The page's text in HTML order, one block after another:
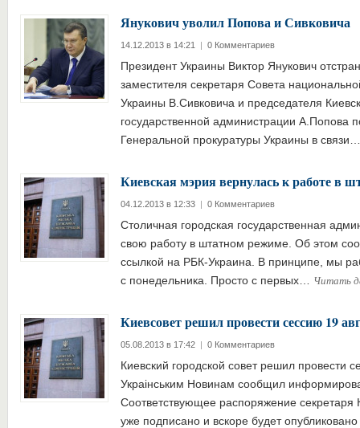
Янукович уволил Попова и Сивковича
14.12.2013 в 14:21 | 0 Комментариев
Президент Украины Виктор Янукович
заместителя секретаря Совета
Украины В.Сивковича и председателя
государственной администрации А.Попова
Генеральной прокуратуры Украины в
Киевская мэрия вернулась к работе в
04.12.2013 в 12:33 | 0 Комментариев
Столичная городская государственная
свою работу в штатном режиме. Об этом
ссылкой на РБК-Украина. В принципе, мы
с понедельника. Просто с первых… Читать
Киевсовет решил провести сессию 19
05.08.2013 в 17:42 | 0 Комментариев
Киевский городской совет решил провести
Украiнським Новинам сообщил
Соответствующее распоряжение секретаря
уже подписано и вскоре будет